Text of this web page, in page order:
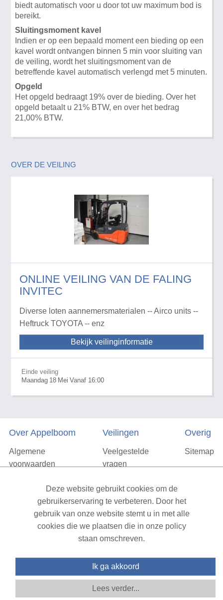
biedt automatisch voor u door tot uw maximum bod is
bereikt.
Sluitingsmoment kavel
Indien er op een bepaald moment een bieding op een
kavel wordt ontvangen binnen 5 min voor sluiting van
de veiling, wordt het sluitingsmoment van de
betreffende kavel automatisch verlengd met 5 minuten.
Opgeld
Het opgeld bedraagt 19% over de bieding. Over het
opgeld betaalt u 21% BTW, en over het bedrag
21,00% BTW.
OVER DE VEILING
ONLINE VEILING VAN DE FALING
INVITEC
Diverse loten aannemersmaterialen -- Airco units --
Heftruck TOYOTA -- enz
Bekijk veilinginformatie
Einde veiling
Maandag 18 Mei Vanaf 16:00
Over Appelboom
Algemene
voorwaarden
Vacatures
Contact
Veilingen
Veelgestelde
vragen
Overig
Sitemap
| All rights reserved v1.7.6 (NAD-WEB-1)
Deze website gebruikt cookies om de
gebruikerservaring te verbeteren. Door het
gebruik van onze website stemt u in met alle
cookies die we plaatsen die in onze policy
staan omschreven.
Ik ga akkoord
Lees verder...